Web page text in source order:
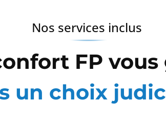
Nos services inclus
FP vous
un choix